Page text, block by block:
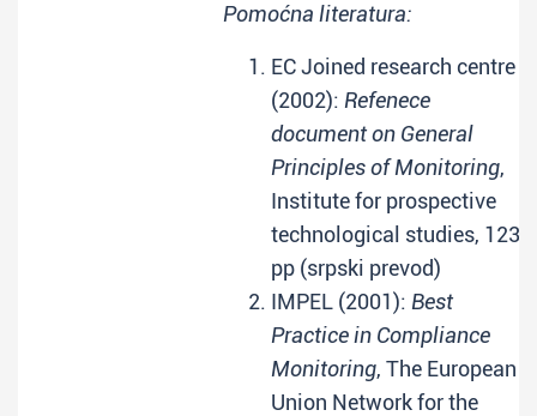
Pomoćna literatura:
EC Joined research centre
(2002): Refenece
document on General
Principles of Monitoring,
Institute for prospective
technological studies, 123
pp (srpski prevod)
IMPEL (2001): Best
Practice in Compliance
Monitoring, The European
Union Network for the